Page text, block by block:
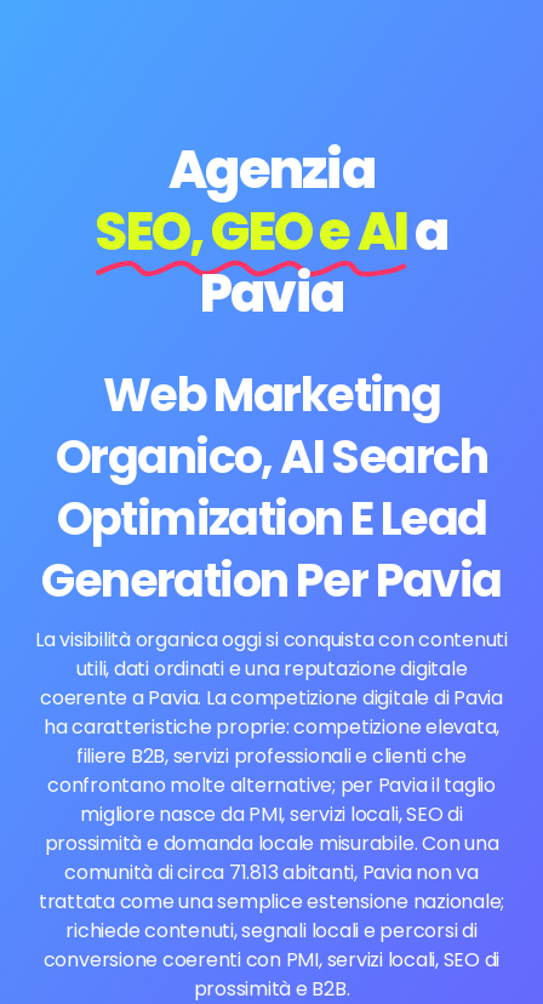
Agenzia
SEO, GEO e AIa
Pavia
Web Marketing
Organico, AI Search
Optimization E Lead
Generation Per Pavia
La visibilità organica oggi si conquista con contenuti
utili, dati ordinati e una reputazione digitale
coerente a Pavia. La competizione digitale di Pavia
ha caratteristiche proprie: competizione elevata,
filiere B2B, servizi professionali e clienti che
confrontano molte alternative; per Pavia il taglio
migliore nasce da PMI, servizi locali, SEO di
prossimità e domanda locale misurabile. Con una
comunità di circa 71.813 abitanti, Pavia non va
trattata come una semplice estensione nazionale;
richiede contenuti, segnali locali e percorsi di
conversione coerenti con PMI, servizi locali, SEO di
prossimità e B2B.